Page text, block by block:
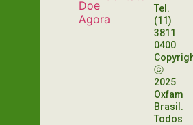
Doe
Agora
Tel.
(11)
3811
0400
ⓒ
2025
Oxfam
Brasil.
Todos